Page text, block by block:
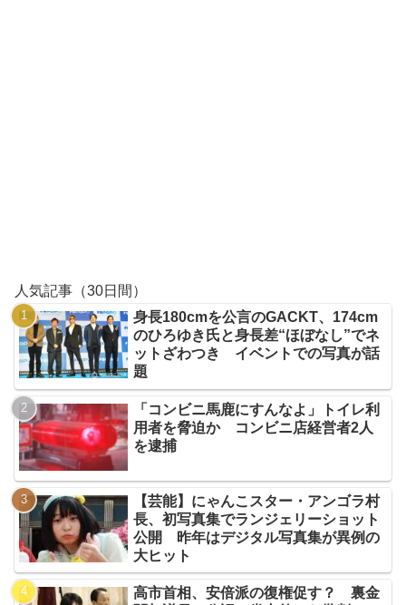
人気記事（30日間）
身長180cmを公言のGACKT、174cm
のひろゆき氏と身長差“ほぼなし”でネ
ットざわつき イベントでの写真が話
題
「コンビニ馬鹿にすんなよ」トイレ利
用者を脅迫か コンビニ店経営者2人
を逮捕
【芸能】にゃんこスター・アンゴラ村
長、初写真集でランジェリーショット
公開 昨年はデジタル写真集が異例の
大ヒット
高市首相、安倍派の復権促す？ 裏金